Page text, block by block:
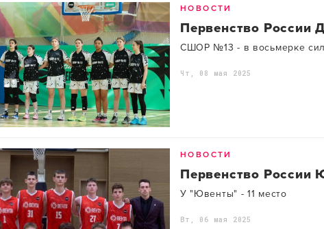
НОВОСТИ
Первенство России
СШОР №13 - в восьмерке
Чт, 08 мая 2025
НОВОСТИ
Первенство России
У "Ювенты" - 11 место
Вт, 06 мая 2025